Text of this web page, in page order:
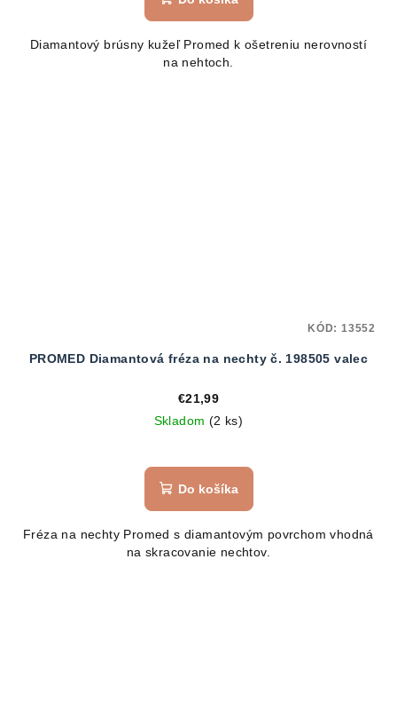
Diamantový brúsny kužeľ Promed k ošetreniu nerovností
na nehtoch.
PROMED Diamantová fréza na nechty č. 198505 valec
€21,99
Skladom (2 ks)
Do košíka
Fréza na nechty Promed s diamantovým povrchom vhodná
na skracovanie nechtov.
KÓD: 13552